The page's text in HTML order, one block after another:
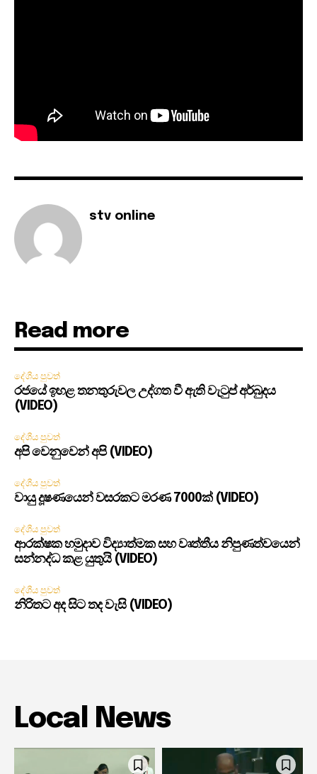
stv online
Read more
දේශීය පුවත්
රජයේ ඉහළ තනතුරුවල උද්ගත වී ඇති වැටුප් අර්බුදය
(VIDEO)
දේශීය පුවත්
අපි වෙනුවෙන් අපි (VIDEO)
දේශීය පුවත්
වායු දූෂණයෙන් වසරකට මරණ 7000ක් (VIDEO)
දේශීය පුවත්
ආරක්ෂක හමුදාව විද්‍යාත්මක සහ වෘත්තීය නිපුණත්වයෙන්
සන්නද්ධ කළ යුතුයි (VIDEO)
දේශීය පුවත්
නිරිතට අද සිට තද වැසි (VIDEO)
Local News